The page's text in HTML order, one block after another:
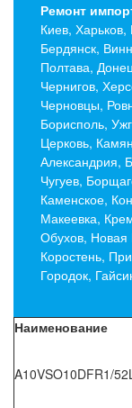
Ремонт
Киев,
Бердянск,
Полтава,
Чернигов,
Черновцы,
Борисполь,
Церковь,
Александрия,
Чугуев,
Каменское,
Макеевка,
Обухов, Новая
Коростень,
Городок,
Наименование
A10VSO10DFR1/